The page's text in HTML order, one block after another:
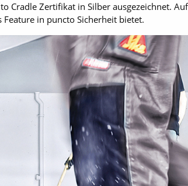
Cradle Zertifikat in Silber ausgezeichnet.
in puncto Sicherheit bietet.